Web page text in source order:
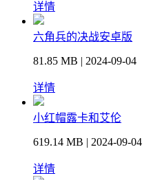
详情
六角兵的决战安卓版
81.85 MB | 2024-09-04
详情
小红帽露卡和艾伦
619.14 MB | 2024-09-04
详情